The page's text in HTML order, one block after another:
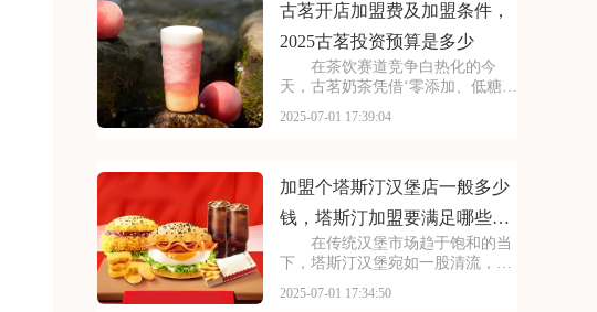
用究竟是多少呢？下面
古茗开店加盟费及加盟条件，
2025古茗投资预算是多少
在茶饮赛道竞争白热化的今
天，古茗奶茶凭借‘零添加、低糖健
爱，吸引了不少投资者的关注，加
2025古茗投资预
2025-07-01 17:39:04
加盟个塔斯汀汉堡店一般多少
钱，塔斯汀加盟要满足哪些条
在传统汉堡市场趋于饱和的当
下，塔斯汀汉堡宛如一股清流，以
牌知名度的不断提升，越来越多的
2025-07-01 17:34:50